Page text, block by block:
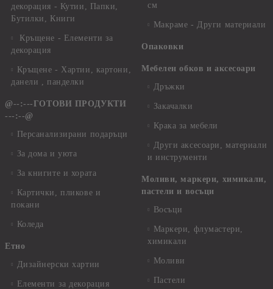
декорация - Кутии, Папки,
Бутилки, Книги
Кръщене - Елементи за
декорация
Кръщене - Хартии, картони,
данели , панделки
@--:---ГОТОВИ ПРОДУКТИ
---:--@
Персанализирани подаръци
За дома и уюта
За книгите и хората
Картички, пликове и
покани
Коледа
Етно
Дизайнерски хартии
Елементи за декорация
см
Макраме - Други материали
Опаковки
Мебелен обков и аксесоари
Дръжки
Закачалки
Крака за мебели
Други аксесоари, материали
и инструменти
Моливи, маркери, химикали,
пастели и восъци
Восъци
Маркери, флумастери,
химикали
Моливи
Пастели